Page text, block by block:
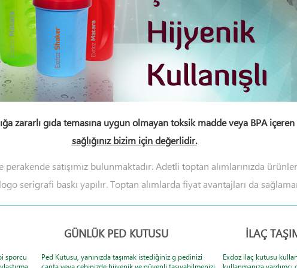
zararlı gıda temasına uygun olmayan toksik madde veya BPA
sağlığınız bizim için değerlidir.
satışımız bulunmaktadır. Adetli toptan alımlarınızda
serigrafi baskı yapılır. Toptan alımlarda fiyat avantajları da
sporcu
GÜNLÜK PED KUTUSU
Ped Kutusu, yanınızda taşımak istediğiniz g pedinizi
İLAÇ
Exdoz ilaç kutusu